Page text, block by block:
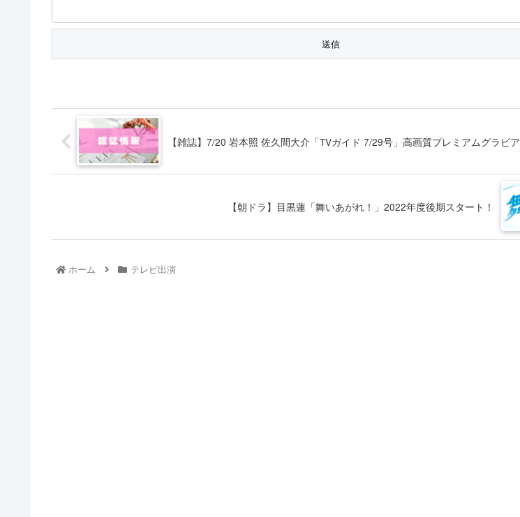
【雑誌】7/20 岩本照 佐久間大介「TVガイド 7/29号」高画質プレミアムグラビア
【朝ドラ】目黒蓮「舞いあがれ！」2022年度後期スタート！
ホーム テレビ出演